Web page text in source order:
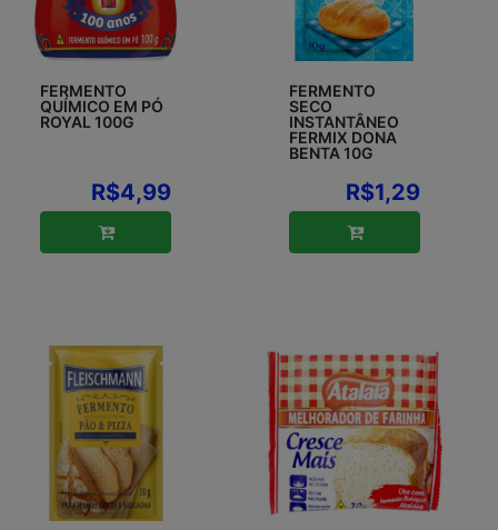
FERMENTO
QUÍMICO EM PÓ
ROYAL 100G
R$4,99
FERMENTO
SECO
INSTANTÂNEO
FERMIX DONA
BENTA 10G
R$1,29